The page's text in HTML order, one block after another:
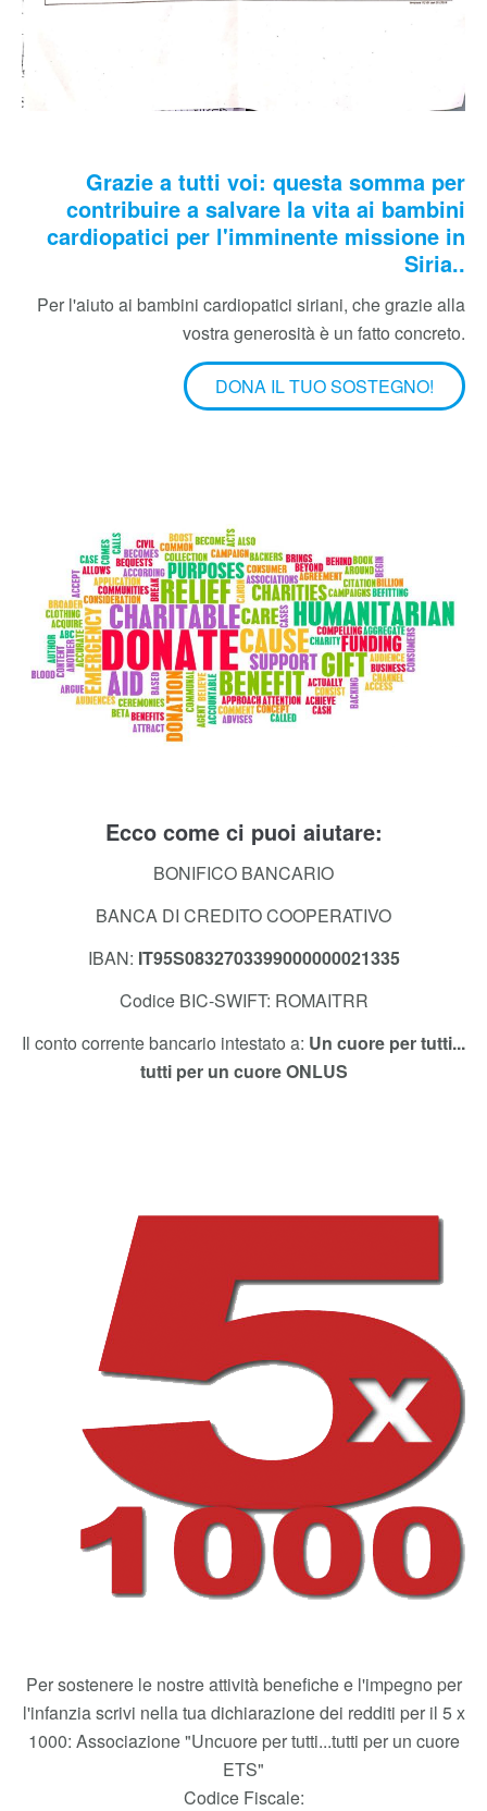
Grazie a tutti voi: questa somma per
contribuire a salvare la vita ai bambini
cardiopatici per l'imminente missione in
Siria..
Per l'aiuto ai bambini cardiopatici siriani, che grazie alla
vostra generosità è un fatto concreto.
Ecco come ci puoi aiutare:
BONIFICO BANCARIO
BANCA DI CREDITO COOPERATIVO
IBAN:IT95S0832703399000000021335
Codice BIC-SWIFT: ROMAITRR
Il conto corrente bancario intestato a:Un cuore per tutti...
Per sostenere le nostre attività benefiche e l'impegno per
l'infanzia scrivi nella tua dichiarazione dei redditi per il 5 x
1000: Associazione "Uncuore per tutti...tutti per un cuore
ETS"